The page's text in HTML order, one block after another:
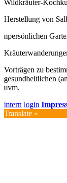
Wildkräuter-
Herstellung von
npersönlichen
Vorträgen zu
gesundheitlichen
uvm.
intern login
Translate »